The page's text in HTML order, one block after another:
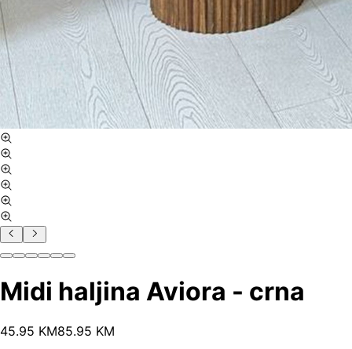
Midi haljina Aviora - crna
45.95 KM85.95 KM